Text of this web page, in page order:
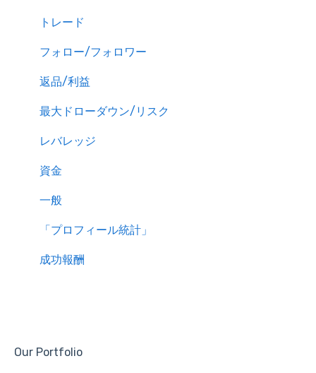
トレード
フォロー/フォロワー
返品/利益
最大ドローダウン/リスク
レバレッジ
資金
一般
「プロフィール統計」
成功報酬
Our Portfolio